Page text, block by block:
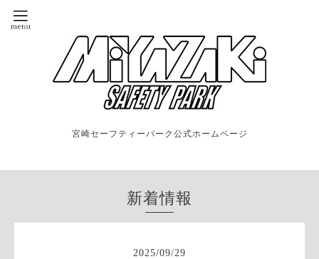
宮崎セーフティーパーク公式ホームページ
新着情報
2025/09/29